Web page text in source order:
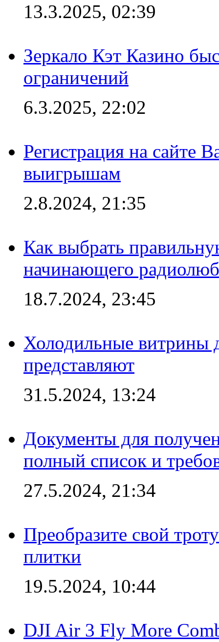
13.3.2025, 02:39
Зеркало Кэт Казино
ограничений
6.3.2025, 22:02
Регистрация на сайте
выигрышам
2.8.2024, 21:35
Как выбрать
начинающего
18.7.2024, 23:45
Холодильные витрины
представляют
31.5.2024, 13:24
Документы для
полный список и
27.5.2024, 21:34
Преобразите свой
плитки
19.5.2024, 10:44
DJI Air 3 Fly More